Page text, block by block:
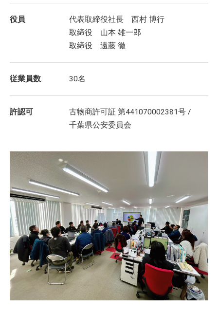
役員
代表取締役社長 西村 博行
取締役 山本 雄一郎
取締役 遠藤 徹
従業員数 30名
許認可
古物商許可証 第441070002381号 /
千葉県公安委員会